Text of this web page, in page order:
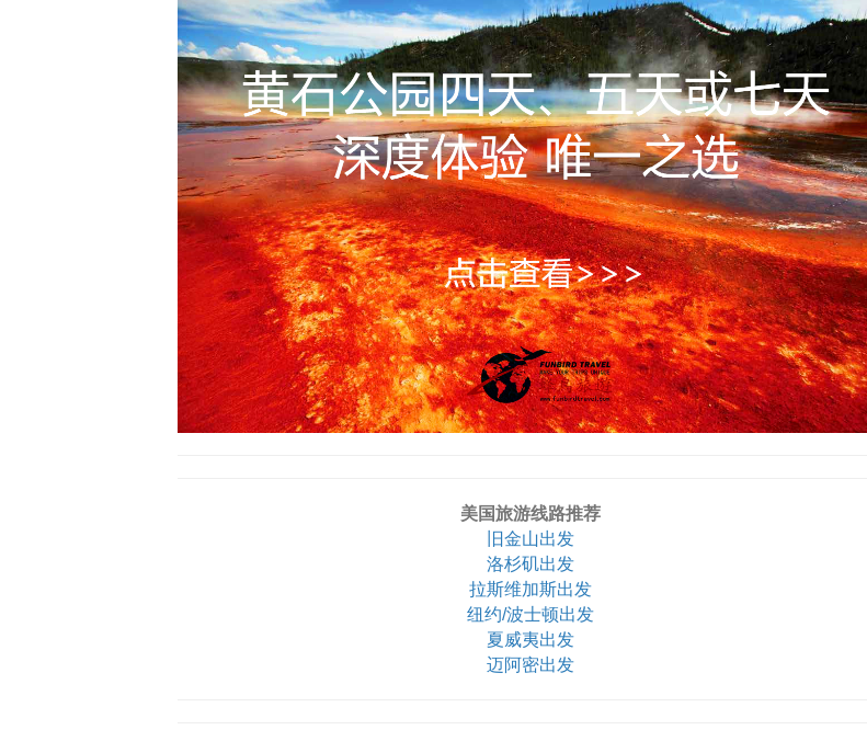
美国旅游线路推荐
旧金山出发
洛杉矶出发
拉斯维加斯出发
纽约/波士顿出发
夏威夷出发
迈阿密出发